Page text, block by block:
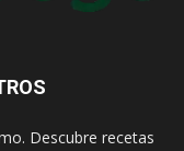
Descubre recetas